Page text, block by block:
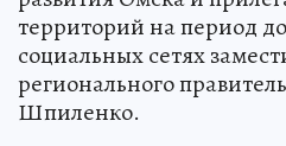
территорий на период
социальных сетях
регионального
Шпиленко.